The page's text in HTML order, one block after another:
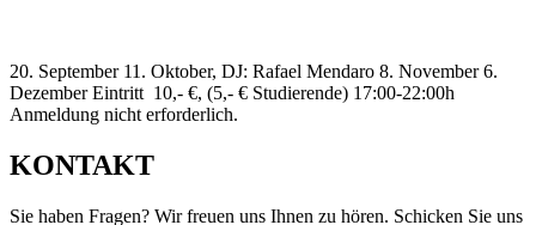
20. September 11. Oktober, DJ: Rafael Mendaro 8. November 6.
Dezember Eintritt 10,- €, (5,- € Studierende) 17:00-22:00h
Anmeldung nicht erforderlich.
KONTAKT
Sie haben Fragen? Wir freuen uns Ihnen zu hören. Schicken Sie uns